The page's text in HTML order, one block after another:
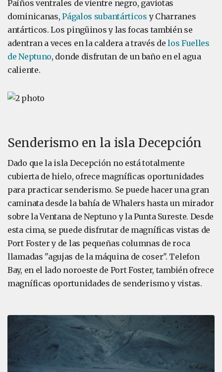
Paíños ventrales de vientre negro, gaviotas
dominicanas,Págalos subantárticos y Charranes
antárticos. Los pingüinos y las focas también se
adentran a veces en la caldera a través delos Fuelles
de Neptuno, donde disfrutan de un baño en el agua
caliente.
Senderismo en la isla Decepción
Dado que la isla Decepción no está totalmente
cubierta de hielo, ofrece magníficas oportunidades
para practicar senderismo. Se puede hacer una gran
caminata desde la bahía de Whalers hasta un mirador
sobre la Ventana de Neptuno y la Punta Sureste. Desde
esta cima, se puede disfrutar de magníficas vistas de
Port Foster y de las pequeñas columnas de roca
llamadas "agujas de la máquina de coser". Telefon
Bay, en el lado noroeste de Port Foster, también ofrece
magníficas oportunidades de senderismo y vistas.